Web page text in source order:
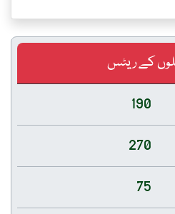
کے ریٹس
190
270
75